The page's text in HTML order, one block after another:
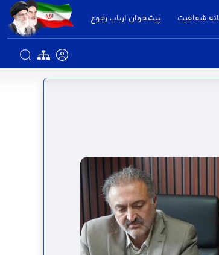
شفافیت پیشخوان ارباب رجوع
قزوین